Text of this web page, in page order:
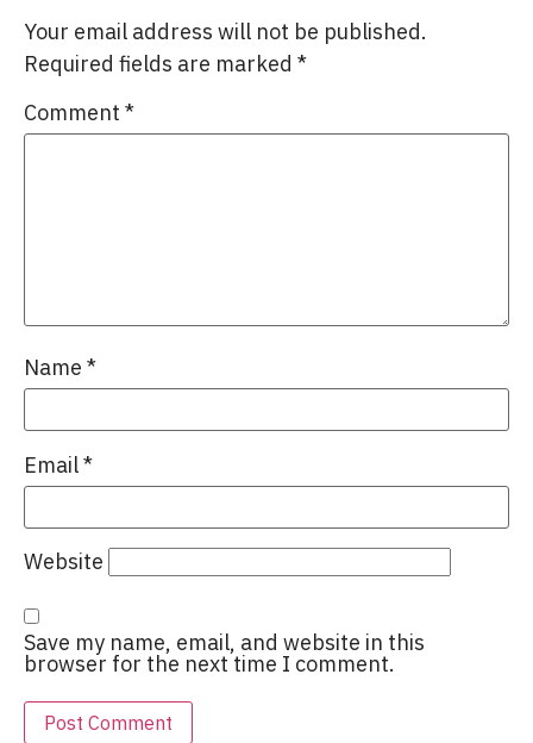
Your email address will not be published.
Required fields are marked *
Comment *
Name *
Email*
Website
Save my name, email, and website in this
browser for the next time I comment.